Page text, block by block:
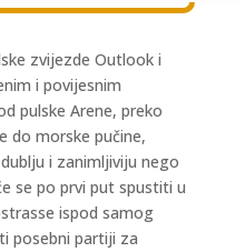
zvijezde Outlook i
i povijesnim
pulske Arene, preko
do morske pučine,
i zanimljiviju nego
se po prvi put spustiti u
ispod samog
posebni partiji za